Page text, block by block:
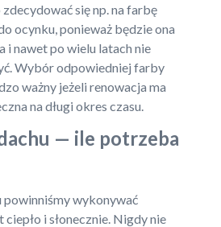
się np. na farbę
ocynku, ponieważ będzie ona
i nawet po wielu latach nie
Wybór odpowiedniej farby
ważny jeżeli renowacja ma
na długi okres czasu.
— ile potrzeba
powinniśmy wykonywać
i słonecznie. Nigdy nie